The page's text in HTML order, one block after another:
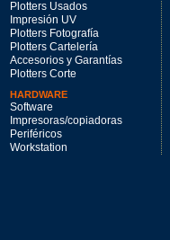
Plotters Usados
Impresión UV
Plotters Fotografía
Plotters Cartelería
Accesorios y Garantías
Plotters Corte
HARDWARE
Software
Impresoras/copiadoras
Periféricos
Workstation